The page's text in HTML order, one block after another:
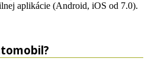
aplikácie (Android, iOS od 7.0).